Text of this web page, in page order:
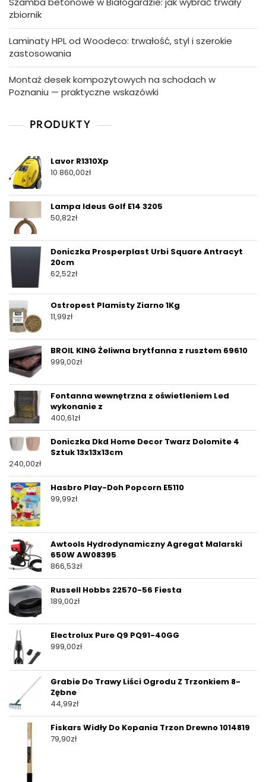
zbiornik
Laminaty HPL od Woodeco: trwałość, styl i szerokie
zastosowania
Montaż desek kompozytowych na schodach w
Poznaniu — praktyczne wskazówki
PRODUKTY
Lavor R1310Xp
10 860,00zł
Lampa Ideus Golf E14 3205
50,82zł
Doniczka Prosperplast Urbi Square Antracyt
20cm
62,52zł
Ostropest Plamisty Ziarno 1Kg
11,99zł
BROIL KING Żeliwna brytfanna z rusztem 69610
999,00zł
Fontanna wewnętrzna z oświetleniem Led
wykonanie z
400,61zł
Doniczka Dkd Home Decor Twarz Dolomite 4
Sztuk 13x13x13cm
240,00zł
Hasbro Play-Doh Popcorn E5110
99,99zł
Awtools Hydrodynamiczny Agregat Malarski
650W AW08395
866,53zł
Russell Hobbs 22570-56 Fiesta
189,00zł
Electrolux Pure Q9 PQ91-40GG
999,00zł
Grabie Do Trawy Liści Ogrodu Z Trzonkiem 8-
Zębne
44,99zł
Fiskars Widły Do Kopania Trzon Drewno 1014819
79,90zł